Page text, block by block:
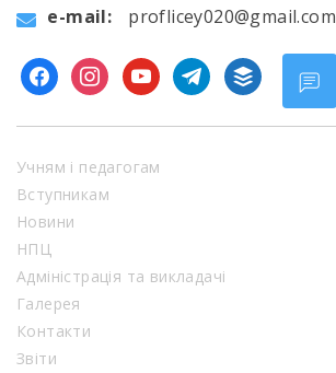
e-mail:
proflicey020@gmail.com
facebookinstagramyoutubetelegram
buffer
Учням і педагогам
Вступникам
Новини
НПЦ
Адміністрація та викладачі
Галерея
Контакти
Звіти